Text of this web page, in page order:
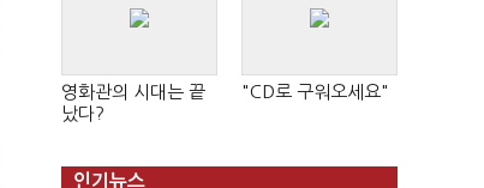
영화관의 시대는 끝
났다?
"CD로 구워오세요"
인기뉴스